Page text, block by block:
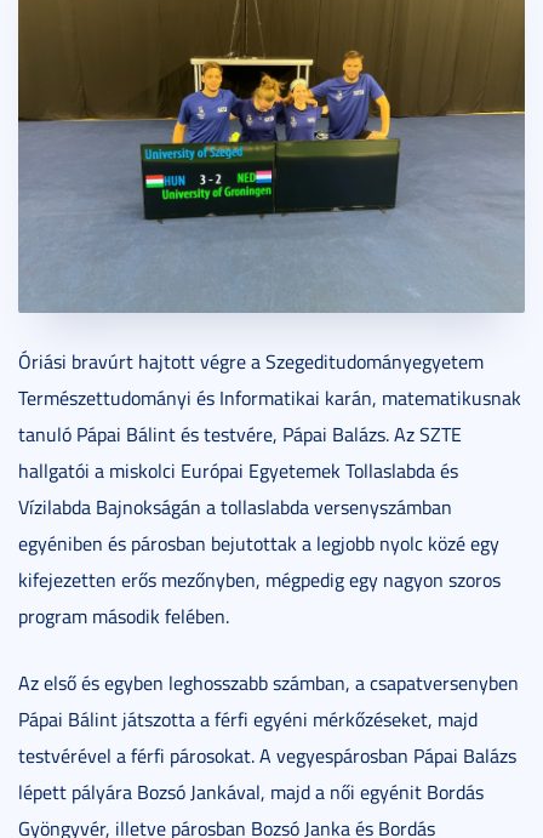
Óriási bravúrt hajtott végre a Szegeditudományegyetem
Természettudományi és Informatikai karán, matematikusnak
tanuló Pápai Bálint és testvére, Pápai Balázs. Az SZTE
hallgatói a miskolci Európai Egyetemek Tollaslabda és
Vízilabda Bajnokságán a tollaslabda versenyszámban
egyéniben és párosban bejutottak a legjobb nyolc közé egy
kifejezetten erős mezőnyben, mégpedig egy nagyon szoros
program második felében.
Az első és egyben leghosszabb számban, a csapatversenyben
Pápai Bálint játszotta a férfi egyéni mérkőzéseket, majd
testvérével a férfi párosokat. A vegyespárosban Pápai Balázs
lépett pályára Bozsó Jankával, majd a női egyénit Bordás
Gyöngyvér, illetve párosban Bozsó Janka és Bordás